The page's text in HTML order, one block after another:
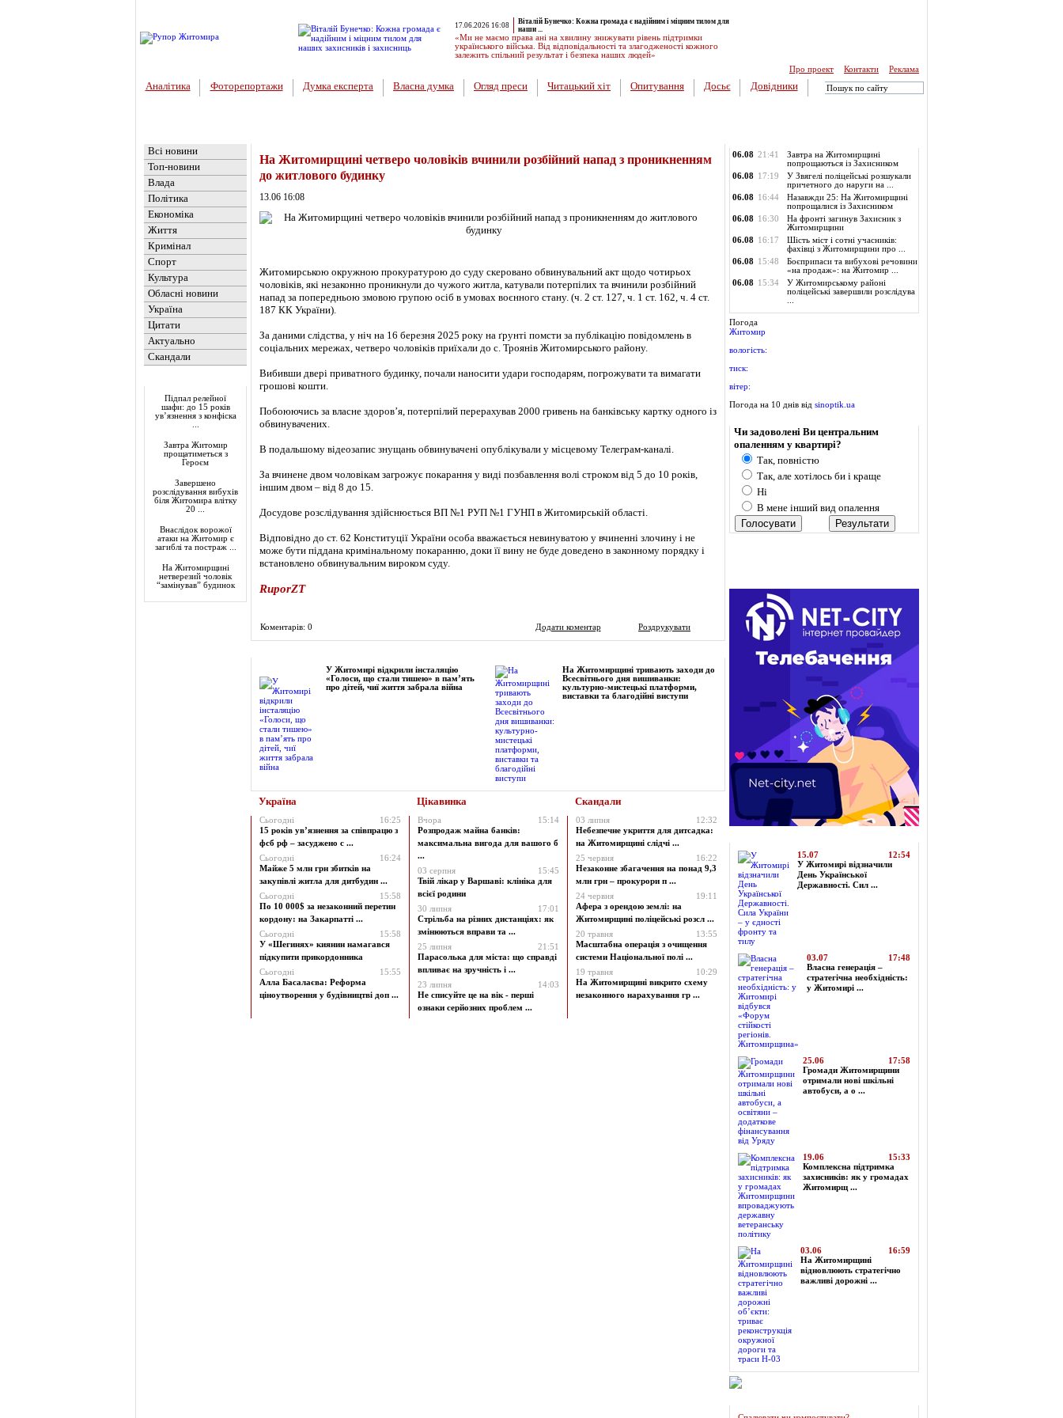
17.06.2026 16:08
Віталій Бунечко: Кожна громада є надійним і міцним тилом для
наши ...
«Ми не маємо права ані на хвилину знижувати рівень підтримки
українського війська. Від відповідальності та злагодженості кожного
залежить спільний результат і безпека наших людей»
Про проект
Контакти Реклама
Аналітика Фоторепортажи Думка експерта Власна думка Огляд преси Читацький хіт Опитування Досьє Довідники
Всі новини
Топ-новини
Влада
Політика
Економіка
Життя
Кримінал
Спорт
Культура
Обласні новини
Україна
Цитати
Актуально
Скандали
Підпал релейної
шафи: до 15 років
ув’язнення з конфіска
Завтра Житомир
прощатиметься з
Героєм
Завершено
розслідування вибухів
біля Житомира влітку
20 ...
Внаслідок ворожої
атаки на Житомир є
загиблі та постраж ...
На Житомирщині
нетверезий чоловік
“замінував” будинок
На Житомирщині четверо чоловіків вчинили розбійний напад з проникненням
до житлового будинку
13.06 16:08
Житомирською окружною прокуратурою до суду скеровано обвинувальний акт щодо чотирьох
чоловіків, які незаконно проникнули до чужого житла, катували потерпілих та вчинили розбійний
напад за попередньою змовою групою осіб в умовах воєнного стану. (ч. 2 ст. 127, ч. 1 ст. 162, ч. 4 ст.
187 КК України).
За даними слідства, у ніч на 16 березня 2025 року на ґрунті помсти за публікацію повідомлень в
соціальних мережах, четверо чоловіків приїхали до с. Троянів Житомирського району.
Вибивши двері приватного будинку, почали наносити удари господарям, погрожувати та вимагати
грошові кошти.
Побоюючись за власне здоров’я, потерпілий перерахував 2000 гривень на банківську картку одного із
обвинувачених.
В подальшому відеозапис знущань обвинувачені опублікували у місцевому Телеграм-каналі.
За вчинене двом чоловікам загрожує покарання у виді позбавлення волі строком від 5 до 10 років,
іншим двом – від 8 до 15.
Досудове розслідування здійснюється ВП №1 РУП №1 ГУНП в Житомирській області.
Відповідно до ст. 62 Конституції України особа вважається невинуватою у вчиненні злочину і не
може бути піддана кримінальному покаранню, доки її вину не буде доведено в законному порядку і
встановлено обвинувальним вироком суду.
RuporZT
Коментарів: 0 Додати коментар Роздрукувати
У Житомирі відкрили інсталяцію
«Голоси, що стали тишею» в пам’ять
про дітей, чиї життя забрала війна
На Житомирщині тривають заходи до
Всесвітнього дня вишиванки:
культурно-мистецькі платформи,
виставки та благодійні виступи
Україна Цікавинка Скандали
Сьогодні
16:25
15 років ув’язнення за співпрацю з
фсб рф – засуджено с ...
Сьогодні
16:24
Майже 5 млн грн збитків на
закупівлі житла для дитбудин ...
Сьогодні
15:58
По 10 000$ за незаконний перетин
кордону: на Закарпатті ...
Сьогодні
15:58
У «Шегинях» киянин намагався
підкупити прикордонника
Сьогодні
15:55
Алла Басалаєва: Реформа
ціноутворення у будівництві доп ...
Вчора
15:14
Розпродаж майна банків:
максимальна вигода для вашого б
...
03 серпня
15:45
Твій лікар у Варшаві: клініка для
всієї родини
30 липня
17:01
Стрільба на різних дистанціях: як
змінюються вправи та ...
25 липня
21:51
Парасолька для міста: що справді
впливає на зручність і ...
23 липня
14:03
Не списуйте це на вік - перші
ознаки серйозних проблем ...
03 липня
12:32
Небезпечне укриття для дитсадка:
на Житомирщині слідчі ...
25 червня
16:22
Незаконне збагачення на понад 9,3
млн грн – прокурори п ...
24 червня
19:11
Афера з орендою землі: на
Житомирщині поліцейські розсл ...
20 травня
13:55
Масштабна операція з очищення
системи Національної полі ...
19 травня
10:29
На Житомирщині викрито схему
незаконного нарахування гр ...
06.08 21:41
Завтра на Житомирщині
попрощаються із Захисником
06.08 17:19
У Звягелі поліцейські розшукали
причетного до наруги на ...
06.08 16:44
Назавжди 25: На Житомирщині
попрощалися із Захисником
06.08 16:30
На фронті загинув Захисник з
Житомирщини
06.08 16:17
Шість міст і сотні учасників:
фахівці з Житомирщини про ...
06.08 15:48
Боєприпаси та вибухові речовини
«на продаж»: на Житомир ...
06.08 15:34
У Житомирському районі
поліцейські завершили розслідува
Погода
Житомир
вологість:
тиск:
вітер:
Погода на 10 днів від sinoptik.ua
Чи задоволені Ви центральним
опаленням у квартирі?
Так, повністю
Так, але хотілось би і краще
Ні
В мене інший вид опалення
15.07
12:54
У Житомирі відзначили
День Української
Державності. Сил ...
03.07
17:48
Власна генерація –
стратегічна необхідність:
у Житомирі ...
25.06
17:58
Громади Житомирщини
отримали нові шкільні
автобуси, а о ...
19.06
15:33
Комплексна підтримка
захисників: як у громадах
Житомирщ ...
03.06
16:59
На Житомирщині
відновлюють стратегічно
важливі дорожні ...